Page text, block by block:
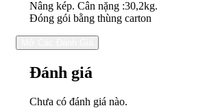
Nâng kép. Cân nặng :30,2kg.
Đóng gói bằng thùng carton
Đánh giá
Chưa có đánh giá nào.